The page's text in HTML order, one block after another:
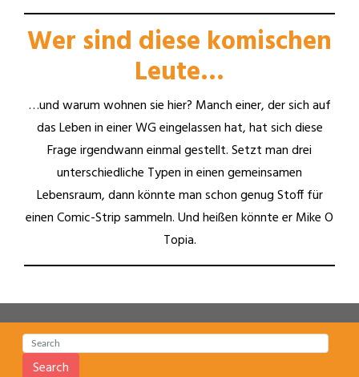
Wer sind diese komischen
Leute…
…und warum wohnen sie hier? Manch einer, der sich auf
das Leben in einer WG eingelassen hat, hat sich diese
Frage irgendwann einmal gestellt. Setzt man drei
unterschiedliche Typen in einen gemeinsamen
Lebensraum, dann könnte man schon genug Stoff für
einen Comic-Strip sammeln. Und heißen könnte er Mike O
Topia.
Search